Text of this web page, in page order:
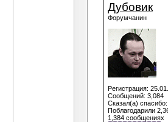
Дубовик
Форумчанин
Регистрация:
Сообщений: 3,084
Сказал(а)
Поблагодарили
1,384 сообщениях